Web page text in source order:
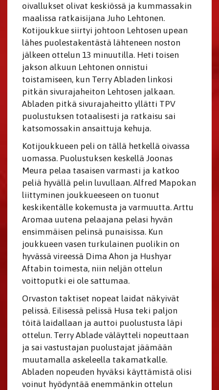
oivallukset olivat keskiössä ja kummassakin
maalissa ratkaisijana Juho Lehtonen.
Kotijoukkue siirtyi johtoon Lehtosen upean
lähes puolestakentästä lähteneen noston
jälkeen ottelun 13 minuutilla. Heti toisen
jakson alkuun Lehtonen onnistui
toistamiseen, kun Terry Abladen linkosi
pitkän sivurajaheiton Lehtosen jalkaan.
Abladen pitkä sivurajaheitto yllätti TPV
puolustuksen totaalisesti ja ratkaisu sai
katsomossakin ansaittuja kehuja.
Kotijoukkueen peli on tällä hetkellä oivassa
uomassa. Puolustuksen keskellä Joonas
Meura pelaa tasaisen varmasti ja katkoo
peliä hyvällä pelin luvullaan. Alfred Mapokan
liittyminen joukkueeseen on tuonut
keskikentälle kokemusta ja varmuutta. Arttu
Aromaa uutena pelaajana pelasi hyvän
ensimmäisen pelinsä punaisissa. Kun
joukkueen vasen turkulainen puolikin on
hyvässä vireessä Dima Ahon ja Hushyar
Aftabin toimesta, niin neljän ottelun
voittoputki ei ole sattumaa.
Orvaston taktiset nopeat laidat näkyivät
pelissä. Eilisessä pelissä Husa teki paljon
töitä laidallaan ja auttoi puolustusta läpi
ottelun. Terry Ablade väläytteli nopeuttaan
ja sai vastustajan puolustajat jäämään
muutamalla askeleella takamatkalle.
Abladen nopeuden hyväksi käyttämistä olisi
voinut hyödyntää enemmänkin ottelun